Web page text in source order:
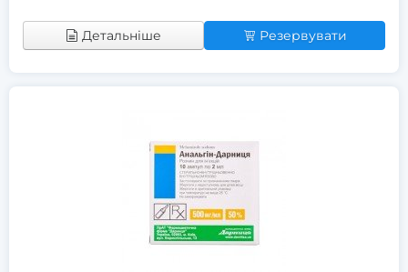
Детальніше Резервувати